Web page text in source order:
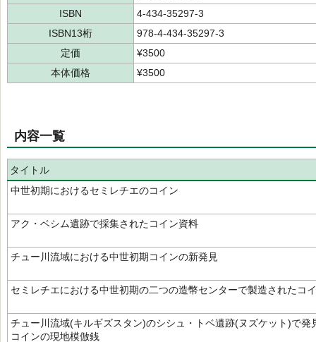
ISBN
4-434-35297-3
ISBN13桁
978-4-434-35297-3
定価
¥3500
本体価格
¥3500
内容一覧
タイトル
中世初期におけるセミレチエのコイン
アク・ベシム遺跡で採集されたコイン資料
チュー川流域における中世初期コインの新発見
セミレチエにおける中世初期の二つの造幣センターで製造されたコ
チュー川流域(キルギズスタン)のシシュ・トベ遺跡(ヌズケット)で発
コインの現地模倣銭